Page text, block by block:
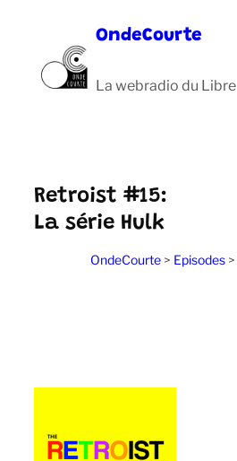
contenu
OndeCourte
La webradio du Libre
Retroist #15:
La série Hulk
OndeCourte> Episodes>